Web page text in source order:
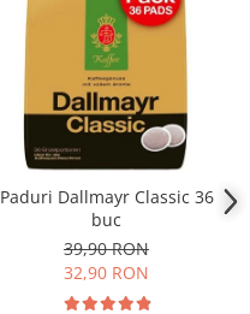
Paduri Dallmayr Classic 36
buc
39,90 RON
32,90 RON